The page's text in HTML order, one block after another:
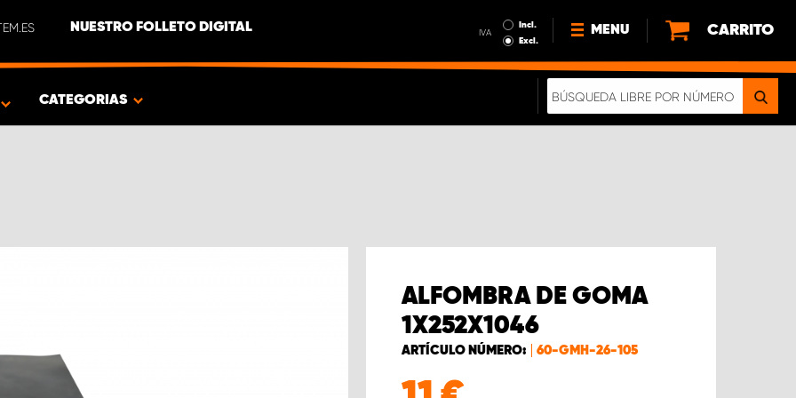
NUESTRO FOLLETO DIGITAL IVA
Incl.
Excl.
MENU
NOTICIAS
CARRITO
CATEGORIAS
ALFOMBRA DE GOMA
1X252X1046
ARTÍCULO NÚMERO: 60-GMH-26-105